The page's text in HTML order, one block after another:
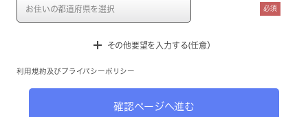
必須
その他要望を入力する(任意）
利用規約 及び プライバシーポリシー
確認ページへ進む